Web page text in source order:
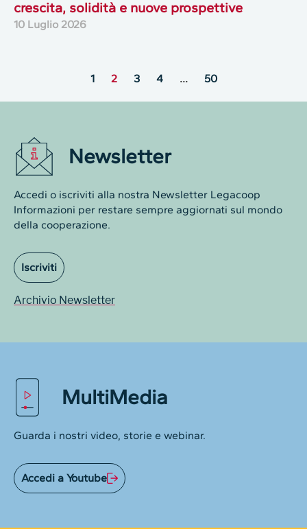
crescita, solidità e nuove prospettive
10 Luglio 2026
1 2 3 4 … 50
Newsletter
Accedi o iscriviti alla nostra Newsletter Legacoop
Informazioni per restare sempre aggiornati sul mondo
della cooperazione.
Iscriviti
Archivio Newsletter
MultiMedia
Guarda i nostri video, storie e webinar.
Accedi a Youtube